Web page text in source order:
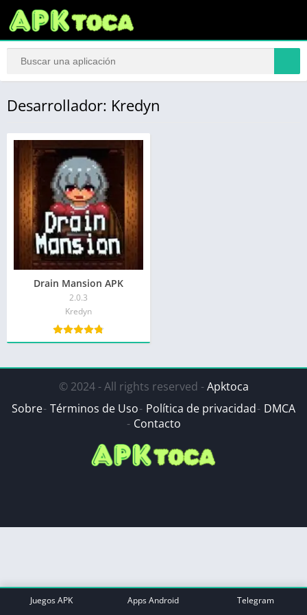
Desarrollador: Kredyn
Drain Mansion APK
2.0.3
Kredyn
© 2024 - All rights reserved -Apktoca
Sobre Términos de Uso Política de privacidad DMCA
Contacto
Juegos APK Apps Android Telegram